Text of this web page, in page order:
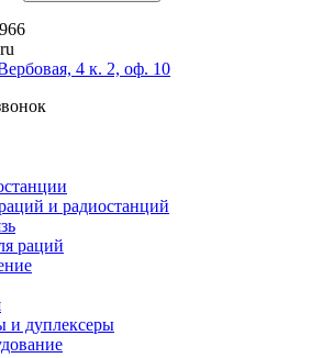
4 к. 2, оф. 10
и радиостанций
раций
и дуплексеры